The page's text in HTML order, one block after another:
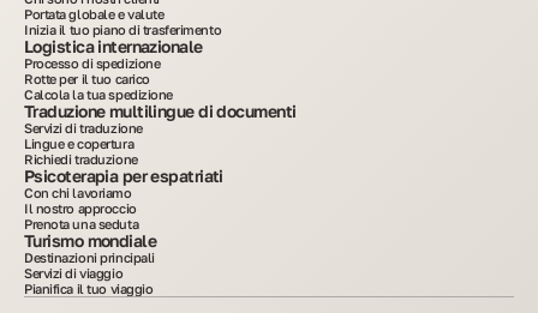
Portata globale e valute
Inizia il tuo piano di trasferimento
Logistica internazionale
Processo di spedizione
Rotte per il tuo carico
Calcola la tua spedizione
Traduzione multilingue di documenti
Servizi di traduzione
Lingue e copertura
Richiedi traduzione
Psicoterapia per espatriati
Con chi lavoriamo
Il nostro approccio
Prenota una seduta
Turismo mondiale
Destinazioni principali
Servizi di viaggio
Pianifica il tuo viaggio